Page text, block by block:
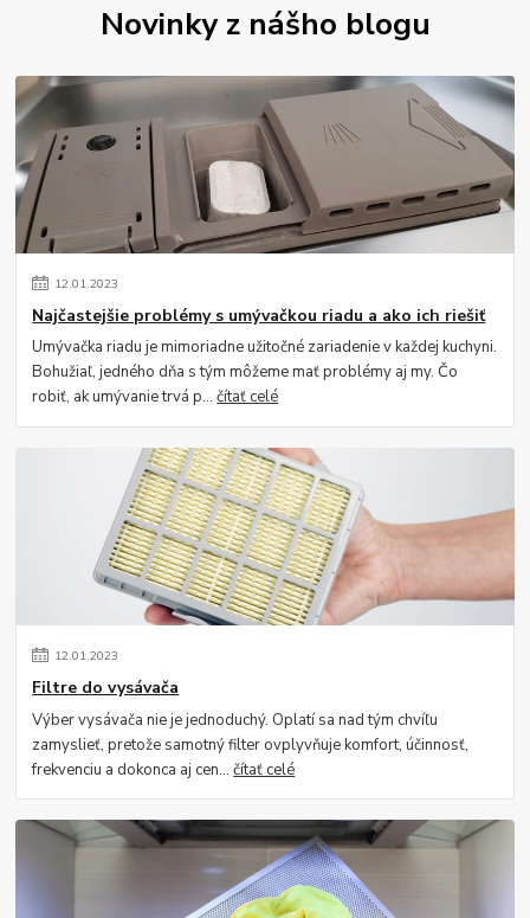
Novinky z nášho blogu
12.01.2023
Najčastejšie problémy s umývačkou riadu a ako ich riešiť
Umývačka riadu je mimoriadne užitočné zariadenie v každej kuchyni.
Bohužiaľ, jedného dňa s tým môžeme mať problémy aj my. Čo
robiť, ak umývanie trvá p...čítať celé
12.01.2023
Filtre do vysávača
Výber vysávača nie je jednoduchý. Oplatí sa nad tým chvíľu
zamyslieť, pretože samotný filter ovplyvňuje komfort, účinnosť,
frekvenciu a dokonca aj cen...čítať celé